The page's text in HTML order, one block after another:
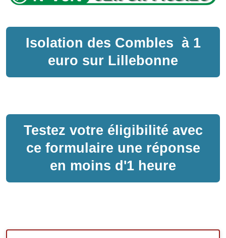
Isolation des Combles à 1
euro sur Lillebonne
Testez votre éligibilité avec
ce formulaire une réponse
en moins d'1 heure